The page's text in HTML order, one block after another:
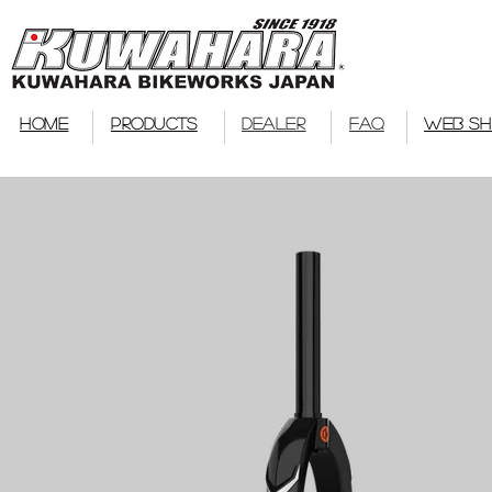
HOME PRODUCTS DEALER FAQ WEB